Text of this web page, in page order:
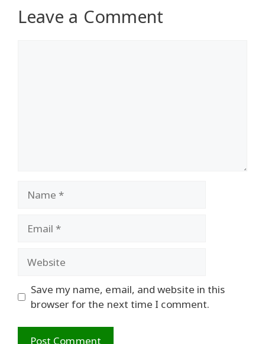
Leave a Comment
Save my name, email, and website in this
browser for the next time I comment.